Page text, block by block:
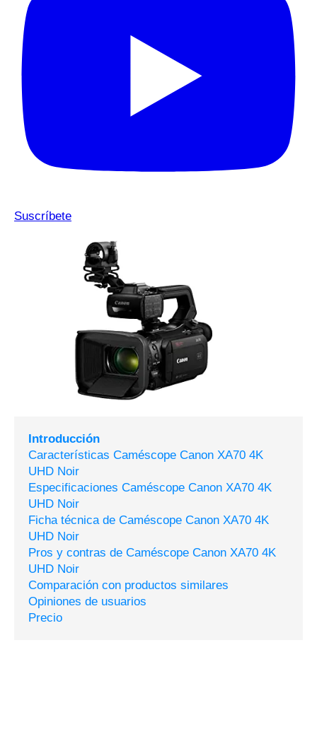
Suscríbete
Introducción
Características Caméscope Canon XA70 4K
UHD Noir
Especificaciones Caméscope Canon XA70 4K
UHD Noir
Ficha técnica de Caméscope Canon XA70 4K
UHD Noir
Pros y contras de Caméscope Canon XA70 4K
UHD Noir
Comparación con productos similares
Opiniones de usuarios
Precio